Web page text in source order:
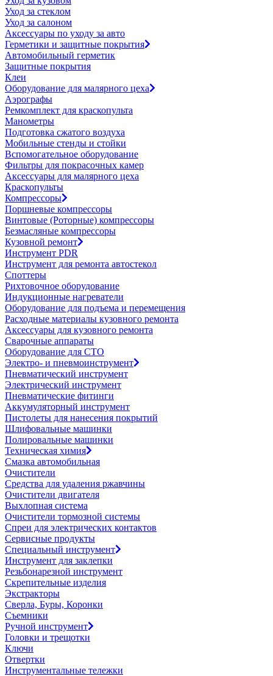
Уход за стеклом
Уход за салоном
Аксессуары по уходу за авто
Герметики и защитные покрытия
Автомобильный герметик
Защитные покрытия
Клеи
Оборудование для малярного цеха
Аэрографы
Ремкомплект для краскопульта
Манометры
Подготовка сжатого воздуха
Мобильные стенды и стойки
Вспомогательное оборудование
Фильтры для покрасочных камер
Аксессуары для малярного цеха
Краскопульты
Компрессоры
Поршневые компрессоры
Винтовые (Роторные) компрессоры
Безмасляные компрессоры
Кузовной ремонт
Инструмент PDR
Инструмент для ремонта автостекол
Споттеры
Рихтовочное оборудование
Индукционные нагреватели
Оборудование для подъема и перемещения
Расходные материалы кузовного ремонта
Аксессуары для кузовного ремонта
Сварочные аппараты
Оборудование для СТО
Электро- и пневмоинструмент
Пневматический инструмент
Электрический инструмент
Пневматические фитинги
Аккумуляторный инструмент
Пистолеты для нанесения покрытий
Шлифовальные машинки
Полировальные машинки
Техническая химия
Смазка автомобильная
Очистители
Средства для удаления ржавчины
Очистители двигателя
Выхлопная система
Очистители тормозной системы
Спреи для электрических контактов
Сервисные продукты
Специальный инструмент
Инструмент для заклепки
Резьбонарезной инструмент
Скрепительные изделия
Экстракторы
Сверла, Буры, Коронки
Съемники
Ручной инструмент
Головки и трещотки
Ключи
Отвертки
Инструментальные тележки